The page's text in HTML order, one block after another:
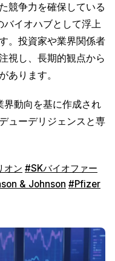
競争力を確保している
バイオハブとして浮上
。投資家や業界関係者
視し、長期的観点から
あります。
動向を基に作成され
ューデリジェンスと専
オン #SKバイオファー
& Johnson #Pfizer